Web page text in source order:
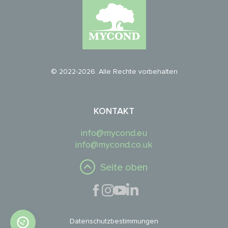
© 2022-2026. Alle Rechte vorbehalten
KONTAKT
info@mycond.eu
info@mycond.co.uk
Seite oben
Datenschutzbestimmungen